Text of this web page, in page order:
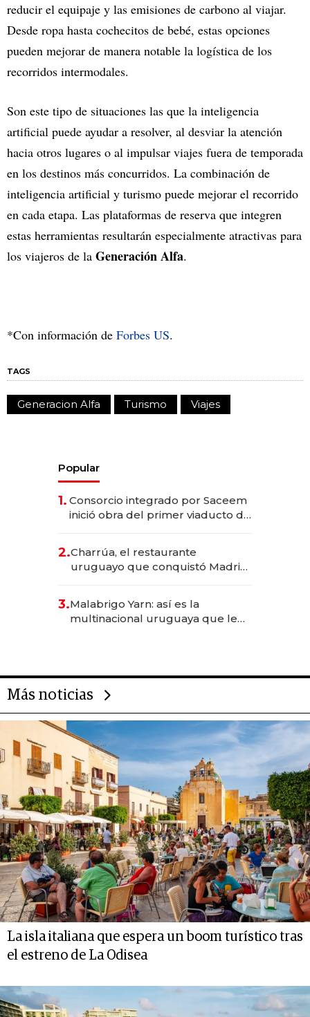
reducir el equipaje y las emisiones de carbono al viajar.
Desde ropa hasta cochecitos de bebé, estas opciones
pueden mejorar de manera notable la logística de los
recorridos intermodales.
Son este tipo de situaciones las que la inteligencia
artificial puede ayudar a resolver, al desviar la atención
hacia otros lugares o al impulsar viajes fuera de temporada
en los destinos más concurridos. La combinación de
inteligencia artificial y turismo puede mejorar el recorrido
en cada etapa. Las plataformas de reserva que integren
estas herramientas resultarán especialmente atractivas para
los viajeros de la Generación Alfa.
*Con información de Forbes US.
TAGS
Generacion Alfa Turismo Viajes
Popular
1. Consorcio integrado por Saceem
inició obra del primer viaducto de
millones
2.Charrúa, el restaurante
uruguayo que conquistó Madrid:
anticipación y prepara apertura
3.Malabrigo Yarn: así es la
multinacional uruguaya que le
Más noticias
La isla italiana que espera un boom turístico tras
el estreno de La Odisea